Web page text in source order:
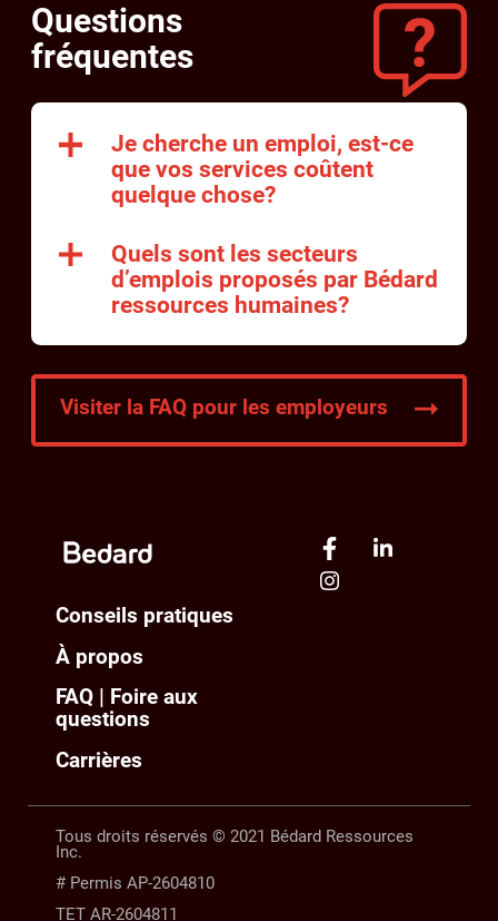
Questions
fréquentes
Je cherche un emploi, est-ce
que vos services coûtent
quelque chose?
Quels sont les secteurs
d’emplois proposés par Bédard
ressources humaines?
Visiter la FAQ pour les employeurs
Conseils pratiques
À propos
FAQ | Foire aux
questions
Carrières
Tous droits réservés © 2021 Bédard Ressources
Inc.
# Permis AP-2604810
TET AR-2604811